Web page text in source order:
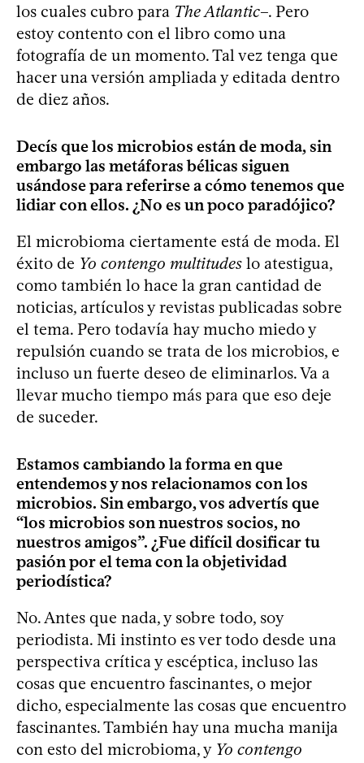
los cuales cubro para The Atlantic–. Pero
estoy contento con el libro como una
fotografía de un momento. Tal vez tenga que
hacer una versión ampliada y editada dentro
de diez años.
Decís que los microbios están de moda, sin
embargo las metáforas bélicas siguen
usándose para referirse a cómo tenemos que
lidiar con ellos. ¿No es un poco paradójico?
El microbioma ciertamente está de moda. El
éxito de Yo contengo multitudes lo atestigua,
como también lo hace la gran cantidad de
noticias, artículos y revistas publicadas sobre
el tema. Pero todavía hay mucho miedo y
repulsión cuando se trata de los microbios, e
incluso un fuerte deseo de eliminarlos. Va a
llevar mucho tiempo más para que eso deje
de suceder.
Estamos cambiando la forma en que
entendemos y nos relacionamos con los
microbios. Sin embargo, vos advertís que
“los microbios son nuestros socios, no
nuestros amigos”. ¿Fue difícil dosificar tu
pasión por el tema con la objetividad
periodística?
No. Antes que nada, y sobre todo, soy
periodista. Mi instinto es ver todo desde una
perspectiva crítica y escéptica, incluso las
cosas que encuentro fascinantes, o mejor
dicho, especialmente las cosas que encuentro
fascinantes. También hay una mucha manija
con esto del microbioma, y Yo contengo